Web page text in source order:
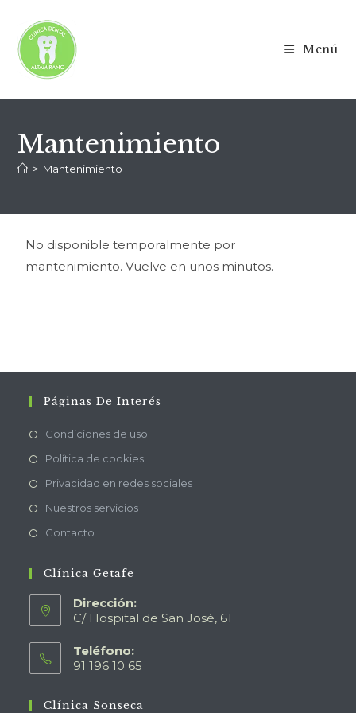
Menú
Mantenimiento
> Mantenimiento
No disponible temporalmente por
mantenimiento. Vuelve en unos minutos.
Páginas De Interés
Condiciones de uso
Política de cookies
Privacidad en redes sociales
Nuestros servicios
Contacto
Clínica Getafe
Dirección:
C/ Hospital de San José, 61
Teléfono:
91 196 10 65
Clínica Sonseca